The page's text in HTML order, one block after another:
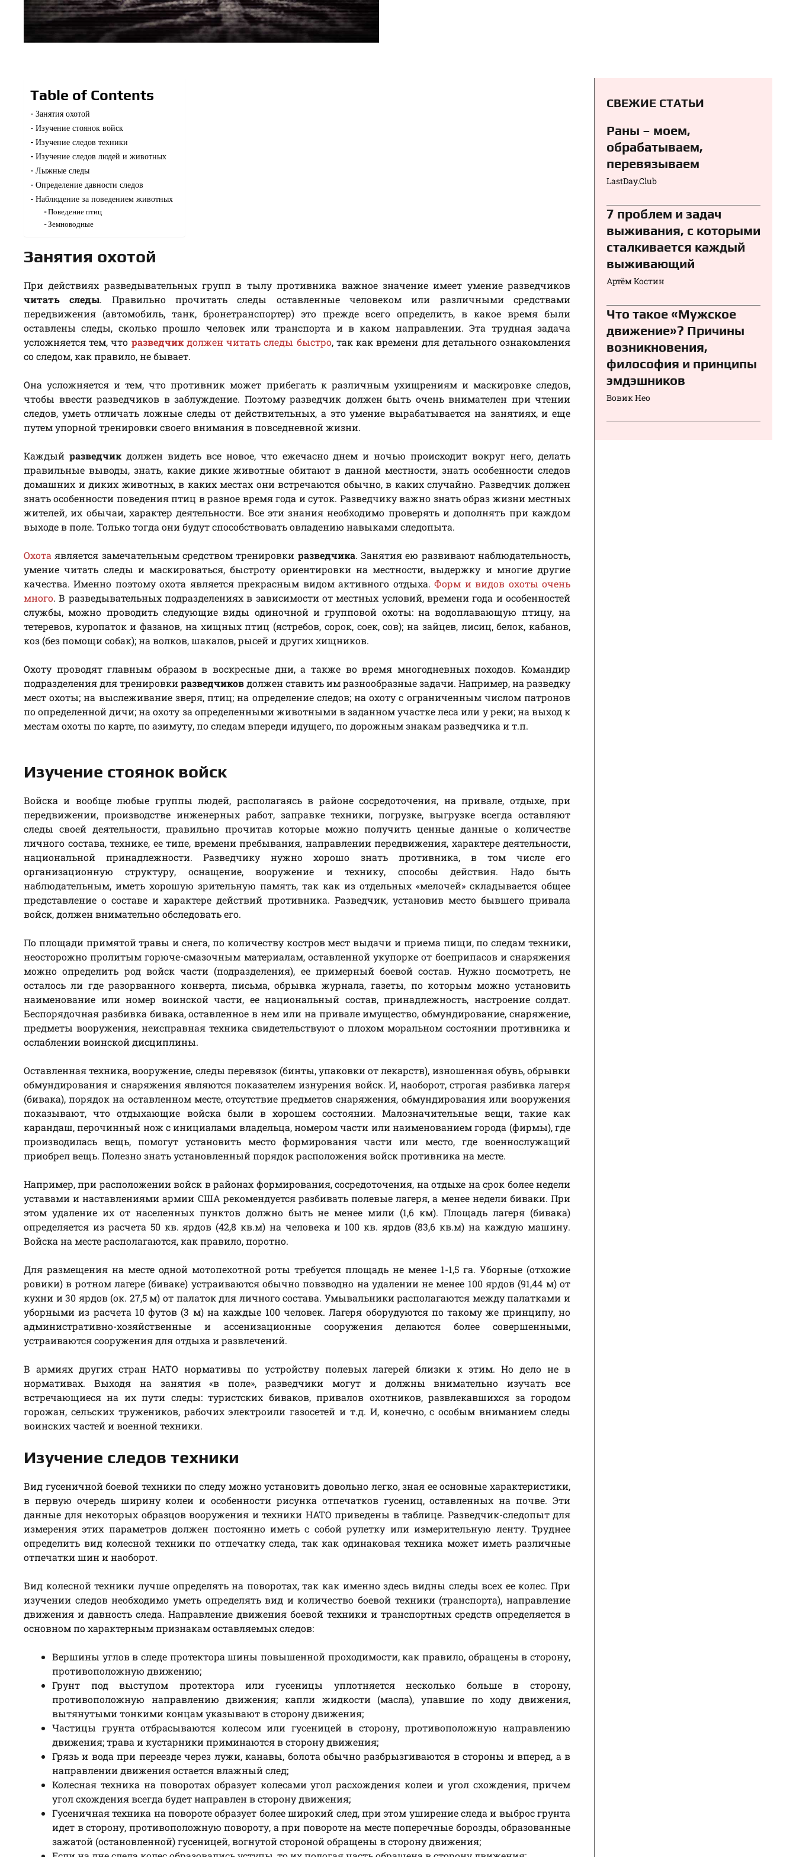
Table of Contents
Занятия охотой
Изучение стоянок войск
Изучение следов техники
Изучение следов людей и животных
Лыжные следы
Определение давности следов
Наблюдение за поведением животных
Поведение птиц
Земноводные
Занятия охотой
При действиях разведывательных групп в тылу противника важное значение имеет умение разведчиков
читать следы. Правильно прочитать следы оставленные человеком или различными средствами
передвижения (автомобиль, танк, бронетранспортер) это прежде всего определить, в какое время были
оставлены следы, сколько прошло человек или транспорта и в каком направлении. Эта трудная задача
усложняется тем, что разведчикдолжен читать следы быстро, так как времени для детального ознакомления
со следом, как правило, не бывает.
Она усложняется и тем, что противник может прибегать к различным ухищрениям и маскировке следов,
чтобы ввести разведчиков в заблуждение. Поэтому разведчик должен быть очень внимателен при чтении
следов, уметь отличать ложные следы от действительных, а это умение вырабатывается на занятиях, и еще
путем упорной тренировки своего внимания в повседневной жизни.
Каждый разведчикдолжен видеть все новое, что ежечасно днем и ночью происходит вокруг него, делать
правильные выводы, знать, какие дикие животные обитают в данной местности, знать особенности следов
домашних и диких животных, в каких местах они встречаются обычно, в каких случайно. Разведчик должен
знать особенности поведения птиц в разное время года и суток. Разведчику важно знать образ жизни местных
жителей, их обычаи, характер деятельности. Все эти знания необходимо проверять и дополнять при каждом
выходе в поле. Только тогда они будут способствовать овладению навыками следопыта.
Охота является замечательным средством тренировки разведчика. Занятия ею развивают наблюдательность,
умение читать следы и маскироваться, быстроту ориентировки на местности, выдержку и многие другие
качества. Именно поэтому охота является прекрасным видом активного отдыха.Форм и видов охоты очень
много. В разведывательных подразделениях в зависимости от местных условий, времени года и особенностей
службы, можно проводить следующие виды одиночной и групповой охоты: на водоплавающую птицу, на
тетеревов, куропаток и фазанов, на хищных птиц (ястребов, сорок, соек, сов); на зайцев, лисиц, белок, кабанов,
коз (без помощи собак); на волков, шакалов, рысей и других хищников.
Охоту проводят главным образом в воскресные дни, а также во время многодневных походов. Командир
подразделения для тренировки разведчиков должен ставить им разнообразные задачи. Например, на разведку
мест охоты; на выслеживание зверя, птиц; на определение следов; на охоту с ограниченным числом патронов
по определенной дичи; на охоту за определенными животными в заданном участке леса или у реки; на выход к
местам охоты по карте, по азимуту, по следам впереди идущего, по дорожным знакам разведчика и т.п.
Изучение стоянок войск
Войска и вообще любые группы людей, располагаясь в районе сосредоточения, на привале, отдыхе, при
передвижении, производстве инженерных работ, заправке техники, погрузке, выгрузке всегда оставляют
следы своей деятельности, правильно прочитав которые можно получить ценные данные о количестве
личного состава, технике, ее типе, времени пребывания, направлении передвижения, характере деятельности,
национальной принадлежности. Разведчику нужно хорошо знать противника, в том числе его
организационную структуру, оснащение, вооружение и технику, способы действия. Надо быть
наблюдательным, иметь хорошую зрительную память, так как из отдельных «мелочей» складывается общее
представление о составе и характере действий противника. Разведчик, установив место бывшего привала
войск, должен внимательно обследовать его.
По площади примятой травы и снега, по количеству костров мест выдачи и приема пищи, по следам техники,
неосторожно пролитым горюче-смазочным материалам, оставленной укупорке от боеприпасов и снаряжения
можно определить род войск части (подразделения), ее примерный боевой состав. Нужно посмотреть, не
осталось ли где разорванного конверта, письма, обрывка журнала, газеты, по которым можно установить
наименование или номер воинской части, ее национальный состав, принадлежность, настроение солдат.
Беспорядочная разбивка бивака, оставленное в нем или на привале имущество, обмундирование, снаряжение,
предметы вооружения, неисправная техника свидетельствуют о плохом моральном состоянии противника и
ослаблении воинской дисциплины.
Оставленная техника, вооружение, следы перевязок (бинты, упаковки от лекарств), изношенная обувь, обрывки
обмундирования и снаряжения являются показателем изнурения войск. И, наоборот, строгая разбивка лагеря
(бивака), порядок на оставленном месте, отсутствие предметов снаряжения, обмундирования или вооружения
показывают, что отдыхающие войска были в хорошем состоянии. Малозначительные вещи, такие как
карандаш, перочинный нож с инициалами владельца, номером части или наименованием города (фирмы), где
производилась вещь, помогут установить место формирования части или место, где военнослужащий
приобрел вещь. Полезно знать установленный порядок расположения войск противника на месте.
Например, при расположении войск в районах формирования, сосредоточения, на отдыхе на срок более недели
уставами и наставлениями армии США рекомендуется разбивать полевые лагеря, а менее недели биваки. При
этом удаление их от населенных пунктов должно быть не менее мили (1,6 км). Площадь лагеря (бивака)
определяется из расчета 50 кв. ярдов (42,8 кв.м) на человека и 100 кв. ярдов (83,6 кв.м) на каждую машину.
Войска на месте располагаются, как правило, поротно.
Для размещения на месте одной мотопехотной роты требуется площадь не менее 1-1,5 га. Уборные (отхожие
ровики) в ротном лагере (биваке) устраиваются обычно повзводно на удалении не менее 100 ярдов (91,44 м) от
кухни и 30 ярдов (ок. 27,5 м) от палаток для личного состава. Умывальники располагаются между палатками и
уборными из расчета 10 футов (3 м) на каждые 100 человек. Лагеря оборудуются по такому же принципу, но
административно-хозяйственные и ассенизационные сооружения делаются более совершенными,
устраиваются сооружения для отдыха и развлечений.
В армиях других стран НАТО нормативы по устройству полевых лагерей близки к этим. Но дело не в
нормативах. Выходя на занятия «в поле», разведчики могут и должны внимательно изучать все
встречающиеся на их пути следы: туристских биваков, привалов охотников, развлекавшихся за городом
горожан, сельских тружеников, рабочих электроили газосетей и т.д. И, конечно, с особым вниманием следы
воинских частей и военной техники.
Изучение следов техники
Вид гусеничной боевой техники по следу можно установить довольно легко, зная ее основные характеристики,
в первую очередь ширину колеи и особенности рисунка отпечатков гусениц, оставленных на почве. Эти
данные для некоторых образцов вооружения и техники НАТО приведены в таблице. Разведчик-следопыт для
измерения этих параметров должен постоянно иметь с собой рулетку или измерительную ленту. Труднее
определить вид колесной техники по отпечатку следа, так как одинаковая техника может иметь различные
отпечатки шин и наоборот.
Вид колесной техники лучше определять на поворотах, так как именно здесь видны следы всех ее колес. При
изучении следов необходимо уметь определять вид и количество боевой техники (транспорта), направление
движения и давность следа. Направление движения боевой техники и транспортных средств определяется в
основном по характерным признакам оставляемых следов:
Вершины углов в следе протектора шины повышенной проходимости, как правило, обращены в сторону,
противоположную движению;
Грунт под выступом протектора или гусеницы уплотняется несколько больше в сторону,
противоположную направлению движения; капли жидкости (масла), упавшие по ходу движения,
вытянутыми тонкими концам указывают в сторону движения;
Частицы грунта отбрасываются колесом или гусеницей в сторону, противоположную направлению
движения; трава и кустарники приминаются в сторону движения;
Грязь и вода при переезде через лужи, канавы, болота обычно разбрызгиваются в стороны и вперед, а в
направлении движения остается влажный след;
Колесная техника на поворотах образует колесами угол расхождения колеи и угол схождения, причем
угол схождения всегда будет направлен в сторону движения;
Гусеничная техника на повороте образует более широкий след, при этом уширение следа и выброс грунта
идет в сторону, противоположную повороту, а при повороте на месте поперечные борозды, образованные
зажатой (остановленной) гусеницей, вогнутой стороной обращены в сторону движения;
СВЕЖИЕ СТАТЬИ
Раны – моем,
обрабатываем,
перевязываем⁠⁠
LastDay.Club
7 проблем и задач
выживания, с которыми
сталкивается каждый
выживающий
Артём Костин
Что такое «Мужское
движение»? Причины
возникновения,
философия и принципы
эмдэшников
Вовик Нео